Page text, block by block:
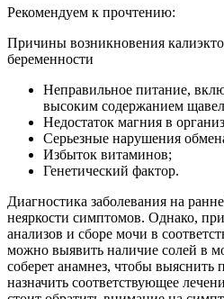
Рекомендуем к прочтению:
Причины возникновения
беременности
Неправильное питание,
высоким содержанием
Недостаток магния в
Серьезные нарушения
Избыток витаминов;
Генетический фактор.
Диагностика заболевания на
неяркости симптомов. Однако,
анализов и сборе мочи в
можно выявить наличие солей в
соберет анамнез, чтобы выяснить
назначить соответствующее